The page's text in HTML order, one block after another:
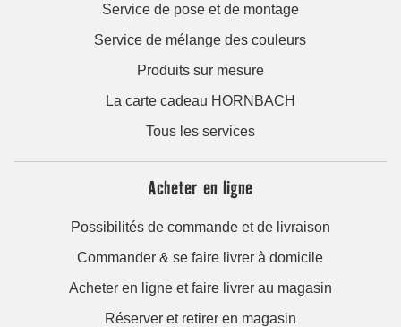
Service de pose et de montage
Service de mélange des couleurs
Produits sur mesure
La carte cadeau HORNBACH
Tous les services
Acheter en ligne
Possibilités de commande et de livraison
Commander & se faire livrer à domicile
Acheter en ligne et faire livrer au magasin
Réserver et retirer en magasin